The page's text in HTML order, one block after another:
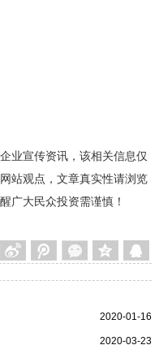
业宣传资讯，该相关信息仅
站观点，文章真实性请浏览
广大民众投资需谨慎！
2020-01-16
2020-03-23